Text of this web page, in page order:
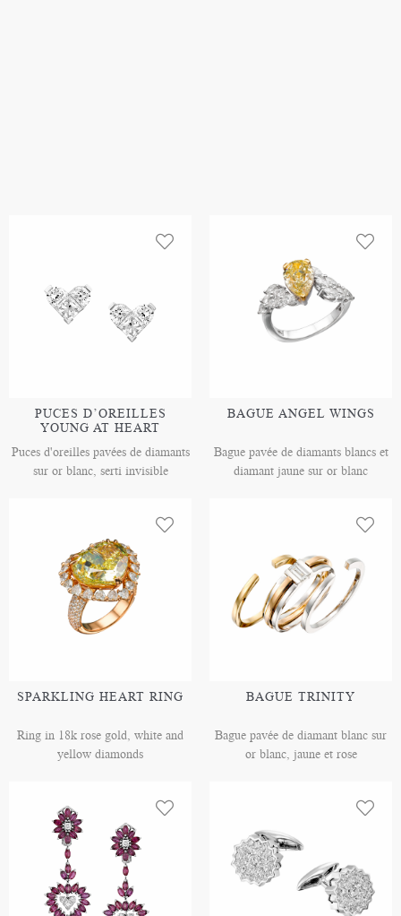
PUCES D’OREILLES
YOUNG AT HEART
Puces d'oreilles pavées de diamants
sur or blanc, serti invisible
BAGUE ANGEL WINGS
Bague pavée de diamants blancs et
diamant jaune sur or blanc
SPARKLING HEART RING
Ring in 18k rose gold, white and
yellow diamonds
BAGUE TRINITY
Bague pavée de diamant blanc sur
or blanc, jaune et rose